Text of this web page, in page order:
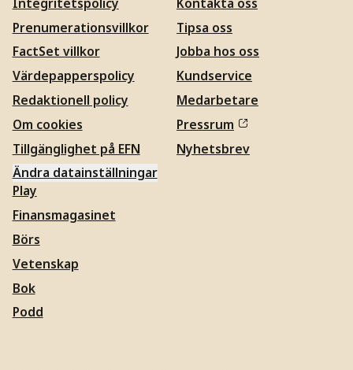
Prenumerationsvillkor
FactSet villkor
Värdepapperspolicy
Redaktionell policy
Om cookies
Tillgänglighet på EFN
Ändra datainställningar
Tipsa oss
Jobba hos oss
Kundservice
Medarbetare
Pressrum
Nyhetsbrev
Play
Finansmagasinet
Börs
Vetenskap
Bok
Podd